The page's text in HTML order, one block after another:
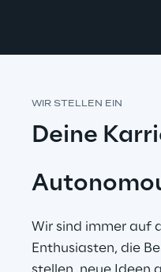
WIR STELLEN EIN
Deine
Wir sind immer auf
Enthusiasten, die